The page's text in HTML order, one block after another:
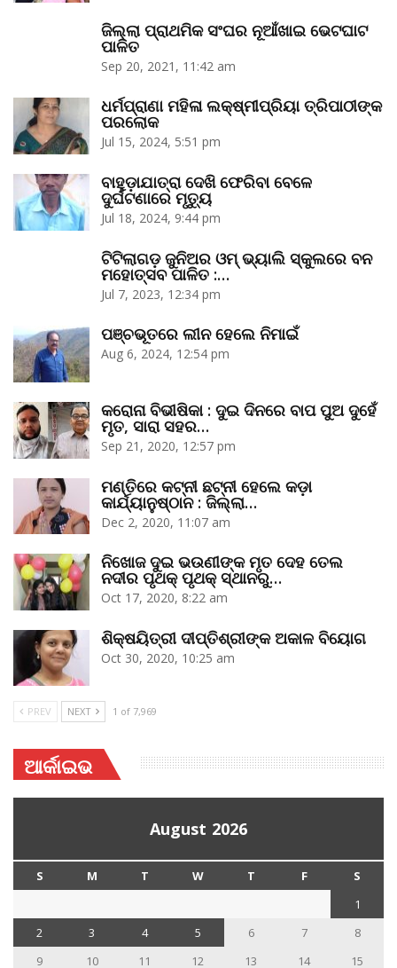
ଜିଲ୍ଲା ପ୍ରାଥମିକ ସଂଘର ନୂଆଁଖାଇ ଭେଟଘାଟ
ପାଳିତ
Sep 20, 2021, 11:42 am
ଧର୍ମପ୍ରାଣା ମହିଳା ଲକ୍ଷ୍ମୀପ୍ରିୟା ତ୍ରିପାଠୀଙ୍କ
ପରଲୋକ
Jul 15, 2024, 5:51 pm
ବାହୁଡ଼ାଯାତ୍ରା ଦେଖି ଫେରିବା ବେଳେ
ଦୁର୍ଘଟଣାରେ ମୃତ୍ୟୁ
Jul 18, 2024, 9:44 pm
ଟିଟିଲାଗଡ଼ ଜୁନିଅର ଓମ୍‌ ଭ୍ୟାଲି ସ୍କୁଲରେ ବନ
ମହୋତ୍ସବ ପାଳିତ :…
Jul 7, 2023, 12:34 pm
ପଞ୍ଚଭୂତରେ ଲୀନ ହେଲେ ନିମାଇଁ
Aug 6, 2024, 12:54 pm
କରୋନା ବିଭୀଷିକା : ଦୁଇ ଦିନରେ ବାପ ପୁଅ ଦୁହେଁ
ମୃତ, ସାରା ସହର…
Sep 21, 2020, 12:57 pm
ମଣ୍ତିରେ କଟ୍‌ନୀ ଛଟ୍‌ନୀ ହେଲେ କଡ଼ା
କାର୍ଯ୍ୟାନୁଷ୍ଠାନ : ଜିଲ୍ଲା…
Dec 2, 2020, 11:07 am
ନିଖୋଜ ଦୁଇ ଭଉଣୀଙ୍କ ମୃତ ଦେହ ତେଲ
ନଦୀର ପୃଥକ୍‌ ପୃଥକ୍‌ ସ୍ଥାନରୁ…
Oct 17, 2020, 8:22 am
ଶିକ୍ଷୟିତ୍ରୀ ଦୀପ୍ତିଶ୍ରୀଙ୍କ ଅକାଳ ବିୟୋଗ
Oct 30, 2020, 10:25 am
PREV NEXT 1 of 7,969
ଆର୍କାଇଭ
August 2026
S M T W T F
S
1
2
3 4 5 6 7
8
9
10 11 12 13 14 15